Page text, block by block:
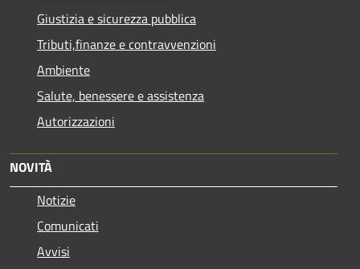
Giustizia e sicurezza pubblica
Tributi,finanze e contravvenzioni
Ambiente
Salute, benessere e assistenza
Autorizzazioni
NOVITÀ
Notizie
Comunicati
Avvisi